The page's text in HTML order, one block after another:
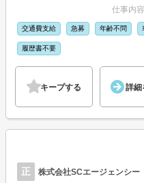
仕事内
交通費支給 急募 年齢不問
履歴書不要
キープする 詳細
正 株式会社SCエージェンシー